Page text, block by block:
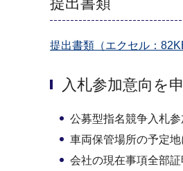
提出書類（エクセル：
入札参加意向を
公募型指名競争入札
車両保管場所の予定
会社の現在事項全部